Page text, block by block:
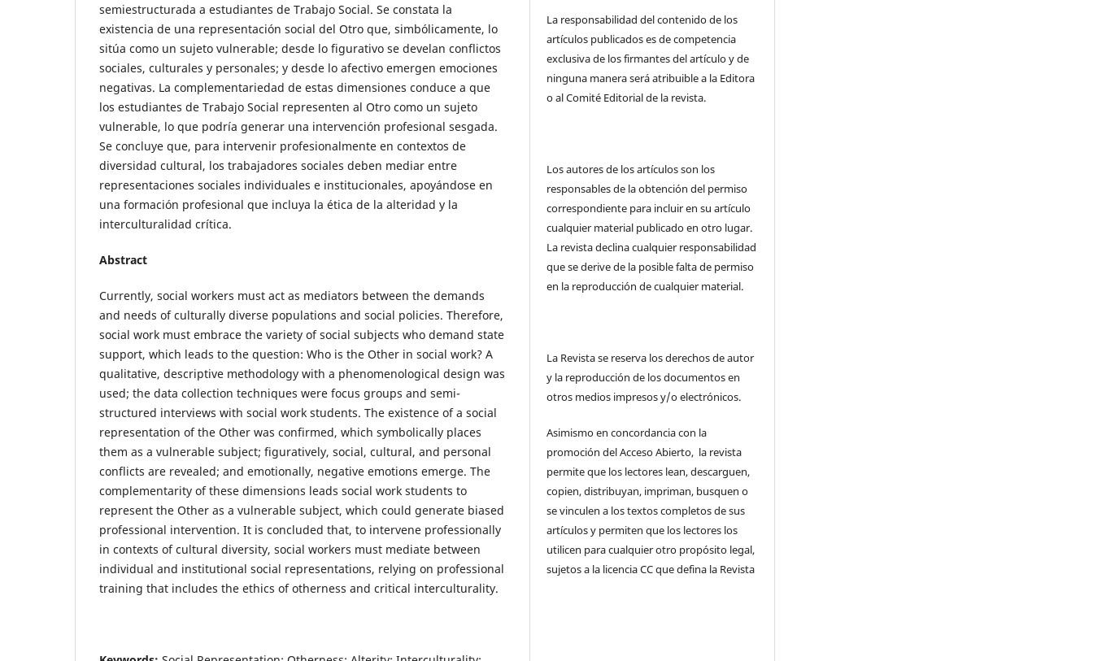
semiestructurada a estudiantes de Trabajo Social. Se constata la
existencia de una representación social del Otro que, simbólicamente, lo
sitúa como un sujeto vulnerable; desde lo figurativo se develan conflictos
sociales, culturales y personales; y desde lo afectivo emergen emociones
negativas. La complementariedad de estas dimensiones conduce a que
los estudiantes de Trabajo Social representen al Otro como un sujeto
vulnerable, lo que podría generar una intervención profesional sesgada.
Se concluye que, para intervenir profesionalmente en contextos de
diversidad cultural, los trabajadores sociales deben mediar entre
representaciones sociales individuales e institucionales, apoyándose en
una formación profesional que incluya la ética de la alteridad y la
interculturalidad crítica.
Abstract
Currently, social workers must act as mediators between the demands
and needs of culturally diverse populations and social policies. Therefore,
social work must embrace the variety of social subjects who demand state
support, which leads to the question: Who is the Other in social work? A
qualitative, descriptive methodology with a phenomenological design was
used; the data collection techniques were focus groups and semi-
structured interviews with social work students. The existence of a social
representation of the Other was confirmed, which symbolically places
them as a vulnerable subject; figuratively, social, cultural, and personal
conflicts are revealed; and emotionally, negative emotions emerge. The
complementarity of these dimensions leads social work students to
represent the Other as a vulnerable subject, which could generate biased
professional intervention. It is concluded that, to intervene professionally
in contexts of cultural diversity, social workers must mediate between
individual and institutional social representations, relying on professional
training that includes the ethics of otherness and critical interculturality.
La responsabilidad del contenido de los
artículos publicados es de competencia
exclusiva de los firmantes del artículo y de
ninguna manera será atribuible a la Editora
o al Comité Editorial de la revista.
Los autores de los artículos son los
responsables de la obtención del permiso
correspondiente para incluir en su artículo
cualquier material publicado en otro lugar.
La revista declina cualquier responsabilidad
que se derive de la posible falta de permiso
en la reproducción de cualquier material.
La Revista se reserva los derechos de autor
y la reproducción de los documentos en
otros medios impresos y/o electrónicos.
Asimismo en concordancia con la
promoción del Acceso Abierto, la revista
permite que los lectores lean, descarguen,
copien, distribuyan, impriman, busquen o
se vinculen a los textos completos de sus
artículos y permiten que los lectores los
utilicen para cualquier otro propósito legal,
sujetos a la licencia CC que defina la Revista